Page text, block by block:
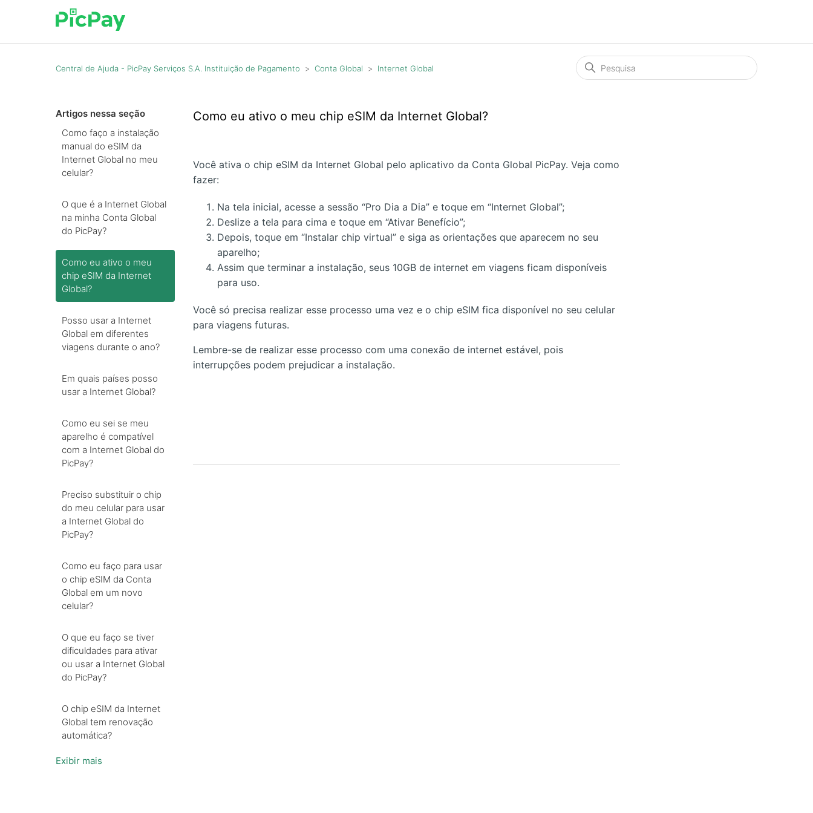
Central de Ajuda - PicPay Serviços S.A. Instituição de Pagamento Conta Global Internet Global
Artigos nessa seção
Como faço a instalação
manual do eSIM da
Internet Global no meu
celular?
O que é a Internet Global
na minha Conta Global
do PicPay?
Como eu ativo o meu
chip eSIM da Internet
Global?
Posso usar a Internet
Global em diferentes
viagens durante o ano?
Em quais países posso
usar a Internet Global?
Como eu sei se meu
aparelho é compatível
com a Internet Global do
PicPay?
Preciso substituir o chip
do meu celular para usar
a Internet Global do
PicPay?
Como eu faço para usar
o chip eSIM da Conta
Global em um novo
celular?
O que eu faço se tiver
dificuldades para ativar
ou usar a Internet Global
do PicPay?
O chip eSIM da Internet
Global tem renovação
automática?
Exibir mais
Como eu ativo o meu chip eSIM da Internet Global?
Você ativa o chip eSIM da Internet Global pelo aplicativo da Conta Global PicPay. Veja como
fazer:
Na tela inicial, acesse a sessão “Pro Dia a Dia” e toque em “Internet Global”;
Deslize a tela para cima e toque em “Ativar Benefício”;
Depois, toque em “Instalar chip virtual” e siga as orientações que aparecem no seu
aparelho;
Assim que terminar a instalação, seus 10GB de internet em viagens ficam disponíveis
para uso.
Você só precisa realizar esse processo uma vez e o chip eSIM fica disponível no seu celular
para viagens futuras.
Lembre-se de realizar esse processo com uma conexão de internet estável, pois
interrupções podem prejudicar a instalação.